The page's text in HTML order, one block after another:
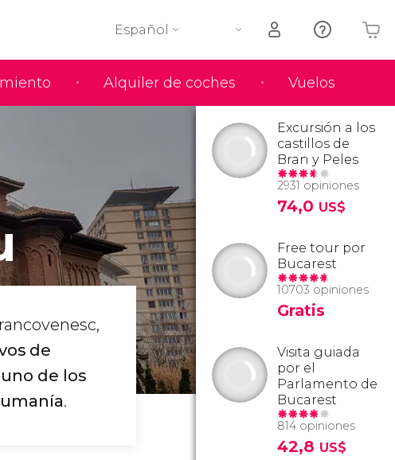
Alquiler de coches Vuelos
Español
Tu carrito está vacío
de
uno de los
.
Excursión a los
castillos de
Bran y Peles
2931 opiniones
74,0 US$
Free tour por
Bucarest
10703 opiniones
Gratis
Visita guiada
por el
Parlamento de
Bucarest
814 opiniones
42,8 US$